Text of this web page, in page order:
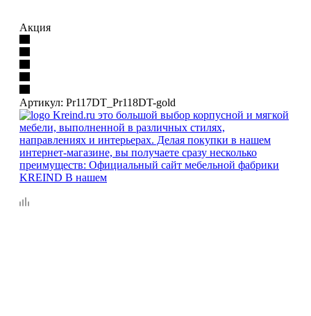
Акция
Артикул: Pr117DT_Pr118DT-gold